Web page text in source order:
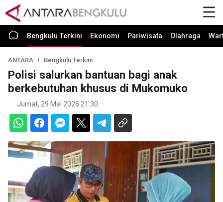
Bengkulu Terkini Ekonomi Pariwisata Olahraga
ANTARA Bengkulu Terkini
Polisi salurkan bantuan bagi anak
berkebutuhan khusus di Mukomuko
Jumat, 29 Mei 2026 21:30